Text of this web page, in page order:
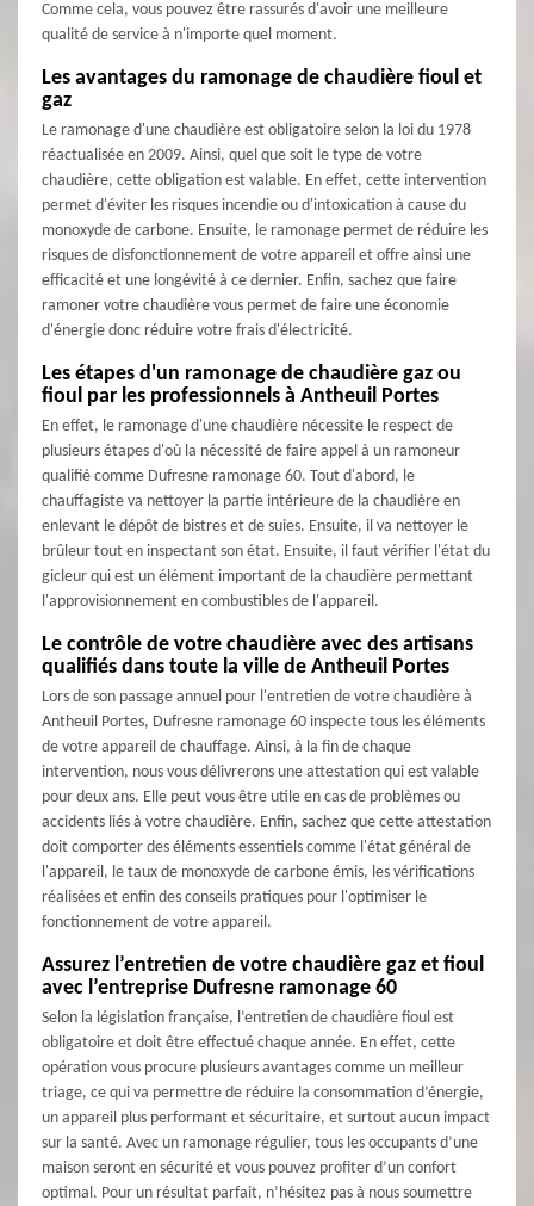
Comme cela, vous pouvez être rassurés d'avoir une meilleure
qualité de service à n'importe quel moment.
Les avantages du ramonage de chaudière fioul et
gaz
Le ramonage d'une chaudière est obligatoire selon la loi du 1978
réactualisée en 2009. Ainsi, quel que soit le type de votre
chaudière, cette obligation est valable. En effet, cette intervention
permet d'éviter les risques incendie ou d'intoxication à cause du
monoxyde de carbone. Ensuite, le ramonage permet de réduire les
risques de disfonctionnement de votre appareil et offre ainsi une
efficacité et une longévité à ce dernier. Enfin, sachez que faire
ramoner votre chaudière vous permet de faire une économie
d'énergie donc réduire votre frais d'électricité.
Les étapes d'un ramonage de chaudière gaz ou
fioul par les professionnels à Antheuil Portes
En effet, le ramonage d'une chaudière nécessite le respect de
plusieurs étapes d'où la nécessité de faire appel à un ramoneur
qualifié comme Dufresne ramonage 60. Tout d'abord, le
chauffagiste va nettoyer la partie intérieure de la chaudière en
enlevant le dépôt de bistres et de suies. Ensuite, il va nettoyer le
brûleur tout en inspectant son état. Ensuite, il faut vérifier l'état du
gicleur qui est un élément important de la chaudière permettant
l'approvisionnement en combustibles de l'appareil.
Le contrôle de votre chaudière avec des artisans
qualifiés dans toute la ville de Antheuil Portes
Lors de son passage annuel pour l'entretien de votre chaudière à
Antheuil Portes, Dufresne ramonage 60 inspecte tous les éléments
de votre appareil de chauffage. Ainsi, à la fin de chaque
intervention, nous vous délivrerons une attestation qui est valable
pour deux ans. Elle peut vous être utile en cas de problèmes ou
accidents liés à votre chaudière. Enfin, sachez que cette attestation
doit comporter des éléments essentiels comme l'état général de
l'appareil, le taux de monoxyde de carbone émis, les vérifications
réalisées et enfin des conseils pratiques pour l'optimiser le
fonctionnement de votre appareil.
Assurez l’entretien de votre chaudière gaz et fioul
avec l’entreprise Dufresne ramonage 60
Selon la législation française, l’entretien de chaudière fioul est
obligatoire et doit être effectué chaque année. En effet, cette
opération vous procure plusieurs avantages comme un meilleur
triage, ce qui va permettre de réduire la consommation d’énergie,
un appareil plus performant et sécuritaire, et surtout aucun impact
sur la santé. Avec un ramonage régulier, tous les occupants d’une
maison seront en sécurité et vous pouvez profiter d’un confort
optimal. Pour un résultat parfait, n’hésitez pas à nous soumettre